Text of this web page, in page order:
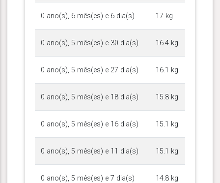
0 ano(s), 6 mês(es) e 6 dia(s) 17 kg
0 ano(s), 5 mês(es) e 30 dia(s) 16.4 kg
0 ano(s), 5 mês(es) e 27 dia(s) 16.1 kg
0 ano(s), 5 mês(es) e 18 dia(s) 15.8 kg
0 ano(s), 5 mês(es) e 16 dia(s) 15.1 kg
0 ano(s), 5 mês(es) e 11 dia(s) 15.1 kg
0 ano(s), 5 mês(es) e 7 dia(s) 14.8 kg